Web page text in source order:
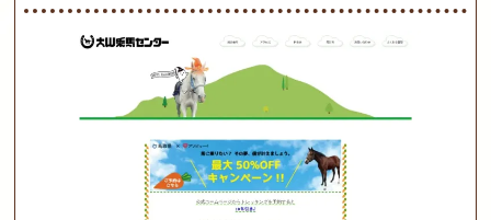
けでなく、馬の手入れや馬装（鞍などを装着する） も
このクラスで把握し、「馬に触れること」にも慣れてい
きましょう。 スタートクラス ビギナークラスで単独で
軽速歩(けいはやあし)ができるようになったら スタート
クラスへ。 グループレッスンで馬のスピードを調整し
ながら 軽速歩・正反撞(せいはんどう)を学びます。 安定
した手綱操作と軽速歩・正反撞ができるようになれば